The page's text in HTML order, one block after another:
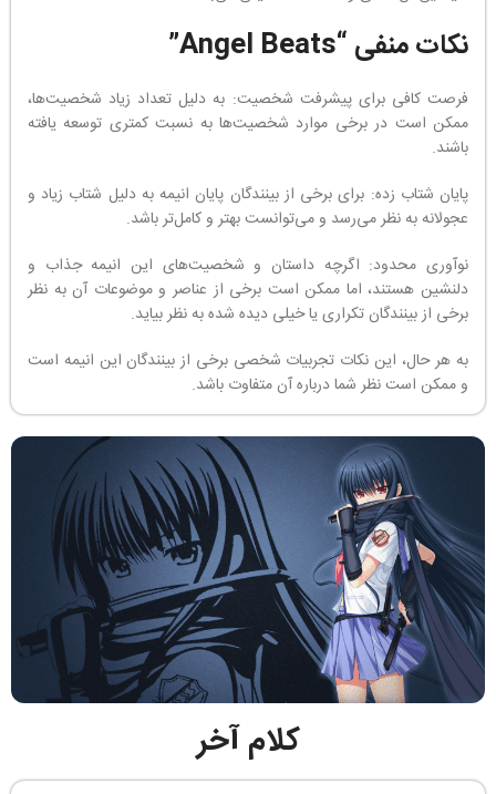
نکات منفی “Angel Beats”
فرصت کافی برای پیشرفت شخصیت: به دلیل تعداد زیاد شخصیت‌ها،
ممکن است در برخی موارد شخصیت‌ها به نسبت کمتری توسعه یافته
باشند.
پایان شتاب زده: برای برخی از بینندگان پایان انیمه به دلیل شتاب زیاد و
عجولانه به نظر می‌رسد و می‌توانست بهتر و کامل‌تر باشد.
نوآوری محدود: اگرچه داستان و شخصیت‌های این انیمه جذاب و
دلنشین هستند، اما ممکن است برخی از عناصر و موضوعات آن به نظر
برخی از بینندگان تکراری یا خیلی دیده شده به نظر بیاید.
به هر حال، این نکات تجربیات شخصی برخی از بینندگان این انیمه است
و ممکن است نظر شما درباره آن متفاوت باشد.
کلام آخر